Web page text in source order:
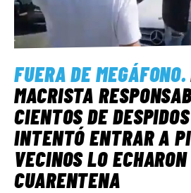
FUERA DE MEGÁFONO.
MACRISTA
CIENTOS DE
INTENTÓ ENTRAR A
VECINOS LO
CUARENTENA